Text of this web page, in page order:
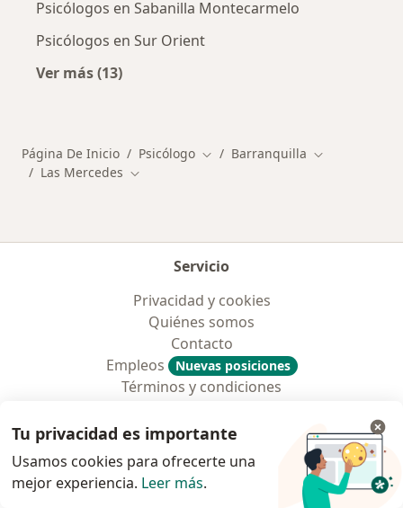
Psicólogos en Sabanilla Montecarmelo
Psicólogos en Sur Orient
Ver más (13)
Página De Inicio Psicólogo Cambiar de ciudad
Barranquilla Cambiar de
Las Mercedes Cambiar de ciudad
Servicio
Privacidad y cookies
Quiénes somos
Contacto
Empleos
Nuevas posiciones
Términos y condiciones
Especialistas
Clínicas
Tu privacidad es importante
Usamos cookies para ofrecerte una
mejor experiencia. Leer más.